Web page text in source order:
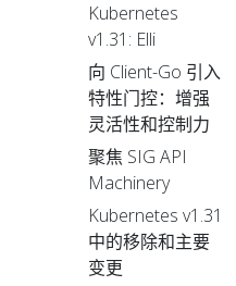
Kubernetes
v1.31: Elli
向 Client-Go 引入
特性门控：增强
灵活性和控制力
聚焦 SIG API
Machinery
Kubernetes v1.31
中的移除和主要
变更